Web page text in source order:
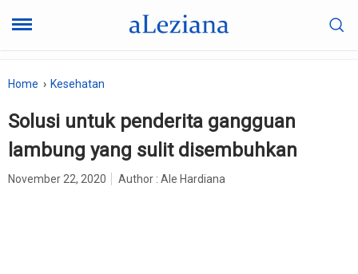
Home Kesehatan
Solusi untuk penderita gangguan
lambung yang sulit disembuhkan
November 22, 2020 Author : Ale Hardiana